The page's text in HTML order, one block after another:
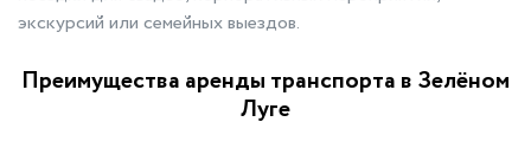
экскурсий или семейных выездов.
Преимущества аренды транспорта в Зелёном
Луге